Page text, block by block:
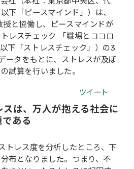
下「ピースマインド」）は、
と協働し、ピースマインドが
レスチェック 「職場とココロ
下「ストレスチェック」）の3
ータをもとに、ストレスが及ぼ
試算を行いました。
ツイート
は、万人が抱える社会に
ある
トレス度を分析したところ、下
布となりました。つまり、不